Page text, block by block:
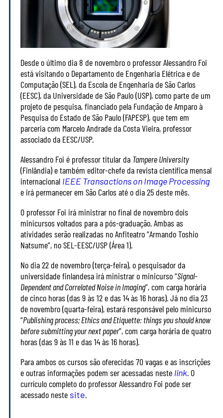
Desde o último dia 8 de novembro o professor Alessandro Foi
está visitando o Departamento de Engenharia Elétrica e de
Computação (SEL), da Escola de Engenharia de São Carlos
(EESC), da Universidade de São Paulo (USP), como parte de um
projeto de pesquisa, financiado pela Fundação de Amparo à
Pesquisa do Estado de São Paulo (FAPESP), que tem em
parceria com Marcelo Andrade da Costa Vieira, professor
associado da EESC/USP.
Alessandro Foi é professor titular da Tampere University
(Finlândia) e também editor-chefe da revista científica mensal
internacional IEEE Transactions on Image Processing
e irá permanecer em São Carlos até o dia 25 deste mês.
O professor Foi irá ministrar no final de novembro dois
minicursos voltados para a pós-graduação. Ambas as
atividades serão realizadas no Anfiteatro “Armando Toshio
Natsume”, no SEL-EESC/USP (Área 1).
No dia 22 de novembro (terça-feira), o pesquisador da
universidade finlandesa irá ministrar o minicurso “Signal-
Dependent and Correlated Noise in Imaging”, com carga horária
de cinco horas (das 9 às 12 e das 14 às 16 horas). Já no dia 23
de novembro (quarta-feira), estará responsável pelo minicurso
“Publishing process; Ethics and Etiquette: things you should know
before submitting your next paper”, com carga horária de quatro
horas (das 9 às 11 e das 14 às 16 horas).
Para ambos os cursos são oferecidas 70 vagas e as inscrições
e outras informações podem ser acessadas neste link. O
currículo completo do professor Alessandro Foi pode ser
acessado neste site.